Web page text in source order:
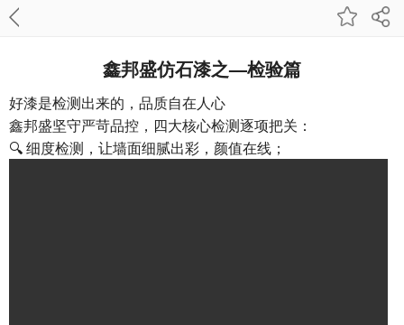
鑫邦盛仿石漆之—检验篇
好漆是检测出来的，品质自在人心
鑫邦盛坚守严苛品控，四大核心检测逐项把关：
🔍 细度检测，让墙面细腻出彩，颜值在线；